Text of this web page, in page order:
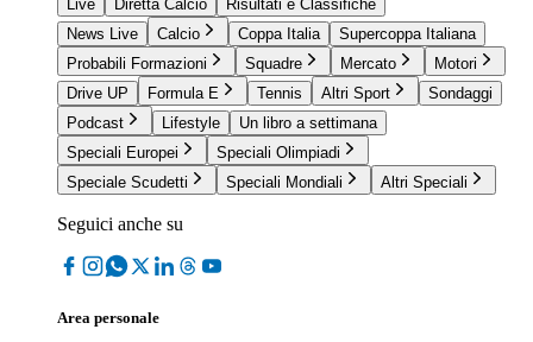
Live
Diretta Calcio
Risultati e Classifiche
News Live
Calcio Coppa Italia
Supercoppa Italiana
Probabili Formazioni
Squadre Mercato
Motori
Drive UP
Formula E Tennis Altri Sport
Sondaggi
Podcast
Lifestyle
Un libro a settimana
Speciali Europei
Speciali Olimpiadi
Speciale Scudetti
Speciali Mondiali Altri Speciali
Seguici anche su
Area personale